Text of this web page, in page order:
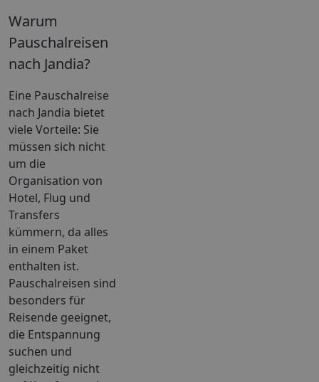
Warum
Pauschalreisen
nach Jandia?
Eine Pauschalreise
nach Jandia bietet
viele Vorteile: Sie
müssen sich nicht
um die
Organisation von
Hotel, Flug und
Transfers
kümmern, da alles
in einem Paket
enthalten ist.
Pauschalreisen sind
besonders für
Reisende geeignet,
die Entspannung
suchen und
gleichzeitig nicht